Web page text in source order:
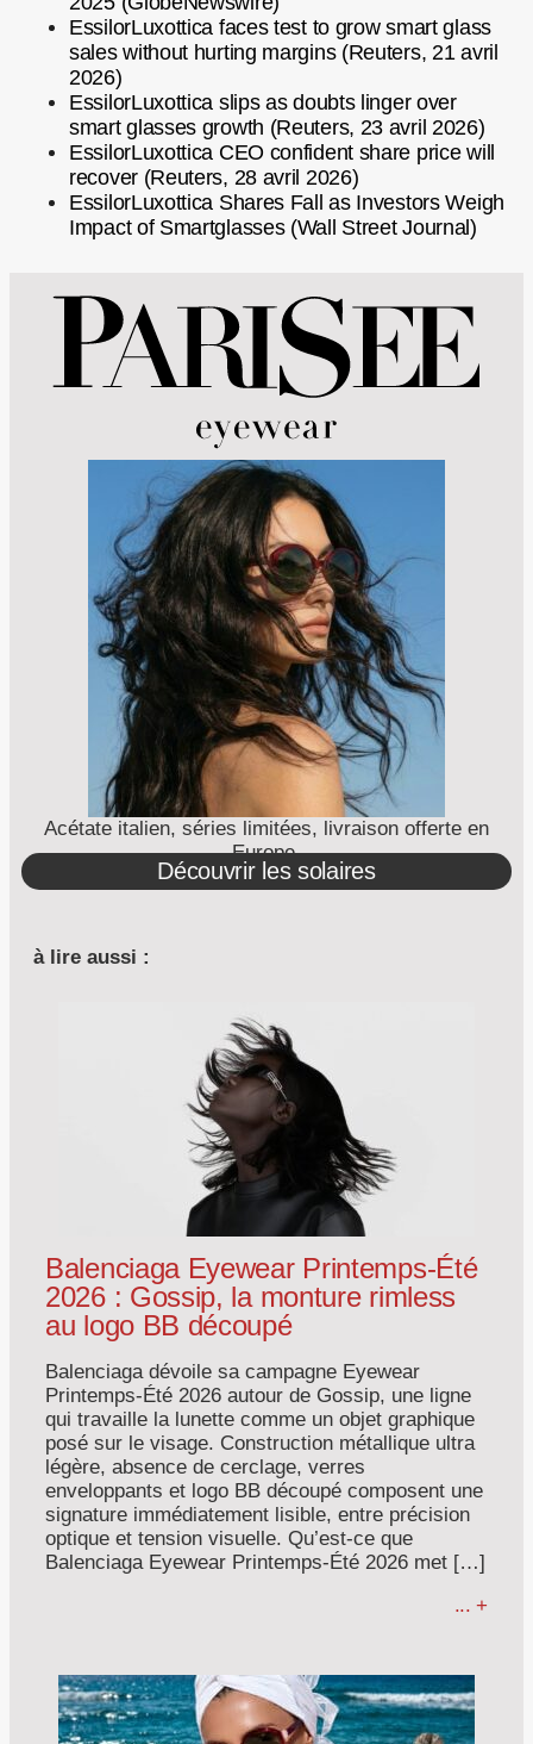
EssilorLuxottica faces test to grow smart glass
sales without hurting margins (Reuters, 21 avril
2026)
EssilorLuxottica slips as doubts linger over
smart glasses growth (Reuters, 23 avril 2026)
EssilorLuxottica CEO confident share price will
recover (Reuters, 28 avril 2026)
EssilorLuxottica Shares Fall as Investors Weigh
Impact of Smartglasses (Wall Street Journal)
Acétate italien, séries limitées, livraison offerte en
Europe.
Découvrir les solaires
à lire aussi :
Balenciaga Eyewear Printemps-Été
2026 : Gossip, la monture rimless
au logo BB découpé
Balenciaga dévoile sa campagne Eyewear
Printemps-Été 2026 autour de Gossip, une ligne
qui travaille la lunette comme un objet graphique
posé sur le visage. Construction métallique ultra
légère, absence de cerclage, verres
enveloppants et logo BB découpé composent une
signature immédiatement lisible, entre précision
optique et tension visuelle. Qu’est-ce que
Balenciaga Eyewear Printemps-Été 2026 met […]
... +